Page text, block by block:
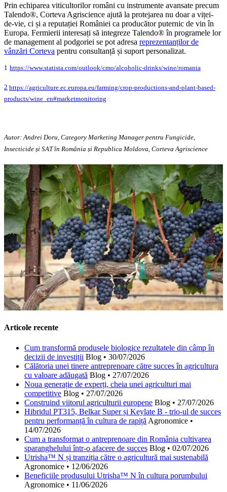
Prin echiparea viticultorilor români cu instrumente avansate precum
Talendo®, Corteva Agriscience ajută la protejarea nu doar a viței-
de-vie, ci și a reputației României ca producător puternic de vin în
Europa. Fermierii interesați să integreze Talendo® în programele lor
de management al podgoriei se pot adresa reprezentanților de
vânzări Corteva pentru consultanță și suport personalizat.
1 https://www.statista.com/outlook/cmo/alcoholic-drinks/wine/romania
2 https://agriculture.ec.europa.eu/farming/crop-productions-and-plant-based-
products/wine_en#marketmonitoring
Autor: Andrei Doru, Category Marketing Manager pentru Fungicide,
Insecticide și SAT în România și Republica Moldova, Corteva Agriscience
Articole recente
Cum transformă produsele biologice rezultatele din câmp în
decizii de investiții Blog • 30/07/2026
Călătoria unei tinere antreprenoare către succes în agricultura
cu valoare adăugată Blog • 27/07/2026
Noua generație de experți, cheia unei agriculturi mai
competitive Blog • 27/07/2026
Construind viitorul agriculturii europene Blog • 27/07/2026
Hibridul PT315, Belkar Super și Keylate B - trio-ul de succes
pentru performanță în cultura de rapiță Agronomice •
14/07/2026
Cum a transformat o antreprenoare din România cultivarea
sparanghelului într-o afacere de succes Blog • 02/07/2026
Utrisha™ N și tranziția către o agricultură mai sustenabilă
Agronomice • 12/06/2026
Beneficiile produsului Utrisha™ N în cultura porumbului
Agronomice • 11/06/2026